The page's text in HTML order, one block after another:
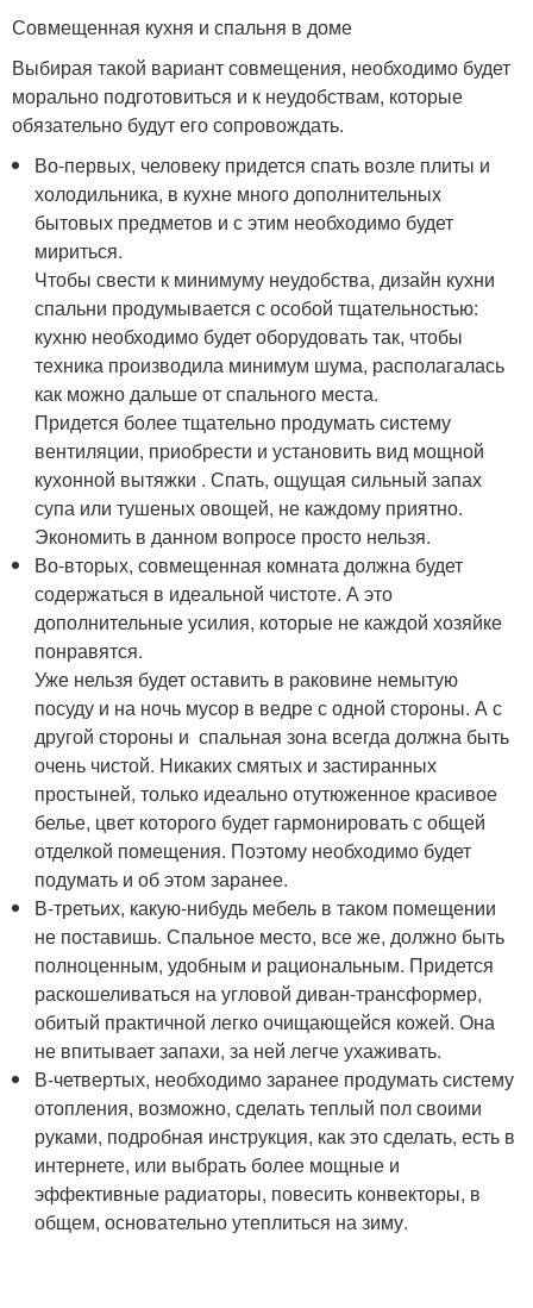
Совмещенная кухня и спальня в доме
Выбирая такой вариант совмещения, необходимо будет
морально подготовиться и к неудобствам, которые
обязательно будут его сопровождать.
Во-первых, человеку придется спать возле плиты и
холодильника, в кухне много дополнительных
бытовых предметов и с этим необходимо будет
мириться.
Чтобы свести к минимуму неудобства, дизайн кухни
спальни продумывается с особой тщательностью:
кухню необходимо будет оборудовать так, чтобы
техника производила минимум шума, располагалась
как можно дальше от спального места.
Придется более тщательно продумать систему
вентиляции, приобрести и установить вид мощной
кухонной вытяжки . Спать, ощущая сильный запах
супа или тушеных овощей, не каждому приятно.
Экономить в данном вопросе просто нельзя.
Во-вторых, совмещенная комната должна будет
содержаться в идеальной чистоте. А это
дополнительные усилия, которые не каждой хозяйке
понравятся.
Уже нельзя будет оставить в раковине немытую
посуду и на ночь мусор в ведре с одной стороны. А с
другой стороны и спальная зона всегда должна быть
очень чистой. Никаких смятых и застиранных
простыней, только идеально отутюженное красивое
белье, цвет которого будет гармонировать с общей
отделкой помещения. Поэтому необходимо будет
подумать и об этом заранее.
В-третьих, какую-нибудь мебель в таком помещении
не поставишь. Спальное место, все же, должно быть
полноценным, удобным и рациональным. Придется
раскошеливаться на угловой диван-трансформер,
обитый практичной легко очищающейся кожей. Она
не впитывает запахи, за ней легче ухаживать.
В-четвертых, необходимо заранее продумать систему
отопления, возможно, сделать теплый пол своими
руками, подробная инструкция, как это сделать, есть в
интернете, или выбрать более мощные и
эффективные радиаторы, повесить конвекторы, в
общем, основательно утеплиться на зиму.